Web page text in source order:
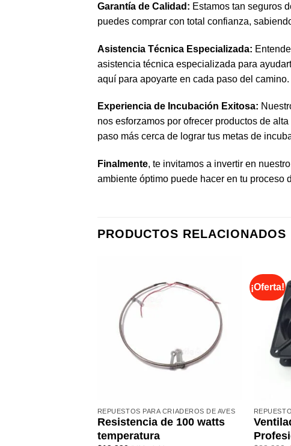
Garantía de Calidad: Estamos tan seguros
puedes comprar con total confianza,
Asistencia Técnica Especializada:
asistencia técnica especializada para
aquí para apoyarte en cada paso del camino.
Experiencia de Incubación Exitosa:
nos esforzamos por ofrecer productos de
paso más cerca de lograr tus metas de
Finalmente, te invitamos a invertir en nuestro
ambiente óptimo puede hacer en tu proceso
PRODUCTOS RELACIONADOS
REPUESTOS PARA CRIADEROS DE AVES
Resistencia de 100 watts
temperatura
¡Oferta!